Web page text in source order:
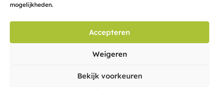
mogelijkheden.
Accepteren
Weigeren
Bekijk voorkeuren